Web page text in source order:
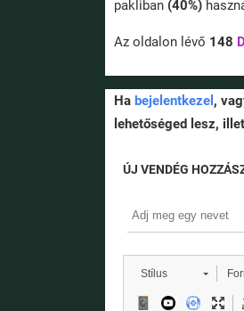
pakliban (40%)
Az oldalon lévő 148
Ha bejelentkezel ,
lehetőséged lesz,
ÚJ VENDÉG
Stílus